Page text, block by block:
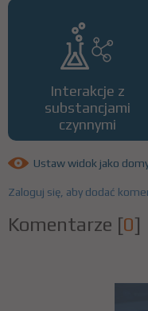
Interakcje z
substancjami
czynnymi
Ustaw widok jako
Zaloguj się, aby dodać
Komentarze [0]